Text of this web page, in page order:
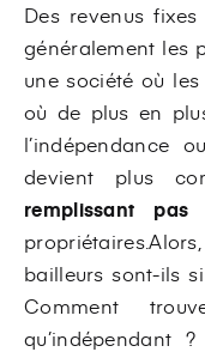
Des revenus
généralement les
une société où
où de plus en
l’indépendance
devient plus
remplissant
propriétaires.
bailleurs sont-ils
Comment
qu’indépendant